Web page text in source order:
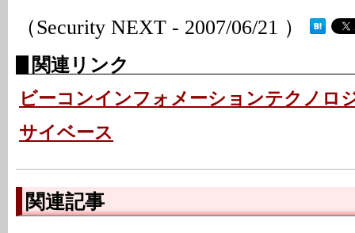
（Security NEXT - 2007/06/21 ）
関連リンク
ビーコンインフォメーションテクノロ
サイベース
関連記事